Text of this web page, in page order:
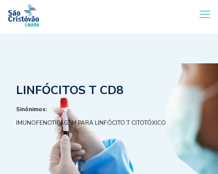
LINFÓCITOS T CD8
Sinônimos:
IMUNOFENOTIPAGEM PARA LINFÓCITO T CITOTÓXICO